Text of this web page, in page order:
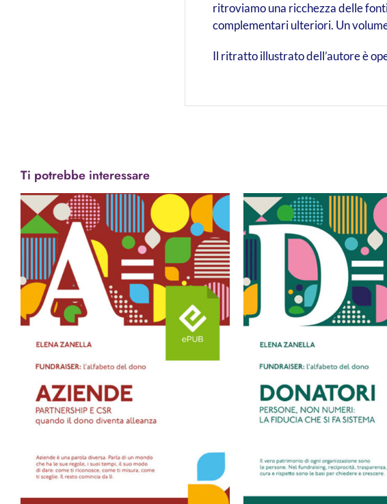
ritroviamo una ricchezza delle
complementari ulteriori. Un
Il ritratto illustrato dell’autore è
Ti potrebbe interessare